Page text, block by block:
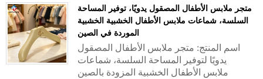
متجر ملابس الأطفال المصقول يدويًا، توفير المساحة
السلسة، شماعات ملابس الأطفال الخشبية الخشبية
الموردة في الصين
اسم المنتج: متجر ملابس الأطفال المصقول
يدويًا لتوفير المساحة السلسة، شماعات
ملابس الأطفال الخشبية المزودة بالصين